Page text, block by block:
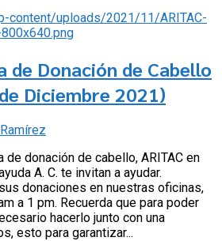
de Donación de Cabello
Diciembre 2021)
de donación de cabello, ARITAC en
A. C. te invitan a ayudar.
donaciones en nuestras oficinas,
a 1 pm. Recuerda que para poder
hacerlo junto con una
esto para garantizar...